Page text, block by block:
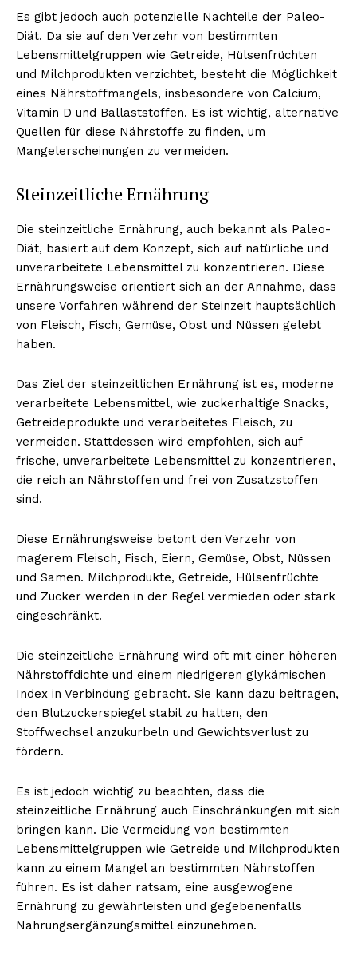
NEWSLETTER ABONNIEREN
Inhalte
Es gibt jedoch auch potenzielle Nachteile der Paleo-
Diät. Da sie auf den Verzehr von bestimmten
Lebensmittelgruppen wie Getreide, Hülsenfrüchten
und Milchprodukten verzichtet, besteht die Möglichkeit
eines Nährstoffmangels, insbesondere von Calcium,
Vitamin D und Ballaststoffen. Es ist wichtig, alternative
Quellen für diese Nährstoffe zu finden, um
Mangelerscheinungen zu vermeiden.
Steinzeitliche Ernährung
Die steinzeitliche Ernährung, auch bekannt als Paleo-
Diät, basiert auf dem Konzept, sich auf natürliche und
unverarbeitete Lebensmittel zu konzentrieren. Diese
Ernährungsweise orientiert sich an der Annahme, dass
unsere Vorfahren während der Steinzeit hauptsächlich
von Fleisch, Fisch, Gemüse, Obst und Nüssen gelebt
haben.
Das Ziel der steinzeitlichen Ernährung ist es, moderne
verarbeitete Lebensmittel, wie zuckerhaltige Snacks,
Getreideprodukte und verarbeitetes Fleisch, zu
vermeiden. Stattdessen wird empfohlen, sich auf
frische, unverarbeitete Lebensmittel zu konzentrieren,
die reich an Nährstoffen und frei von Zusatzstoffen
sind.
Diese Ernährungsweise betont den Verzehr von
magerem Fleisch, Fisch, Eiern, Gemüse, Obst, Nüssen
und Samen. Milchprodukte, Getreide, Hülsenfrüchte
und Zucker werden in der Regel vermieden oder stark
eingeschränkt.
Die steinzeitliche Ernährung wird oft mit einer höheren
Nährstoffdichte und einem niedrigeren glykämischen
Index in Verbindung gebracht. Sie kann dazu beitragen,
den Blutzuckerspiegel stabil zu halten, den
Stoffwechsel anzukurbeln und Gewichtsverlust zu
fördern.
Es ist jedoch wichtig zu beachten, dass die
steinzeitliche Ernährung auch Einschränkungen mit sich
bringen kann. Die Vermeidung von bestimmten
Lebensmittelgruppen wie Getreide und Milchprodukten
kann zu einem Mangel an bestimmten Nährstoffen
führen. Es ist daher ratsam, eine ausgewogene
Ernährung zu gewährleisten und gegebenenfalls
Nahrungsergänzungsmittel einzunehmen.